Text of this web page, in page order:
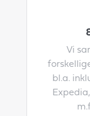
Vi
bl.a.